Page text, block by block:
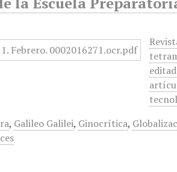
, Galileo Galilei, Ginocrítica,